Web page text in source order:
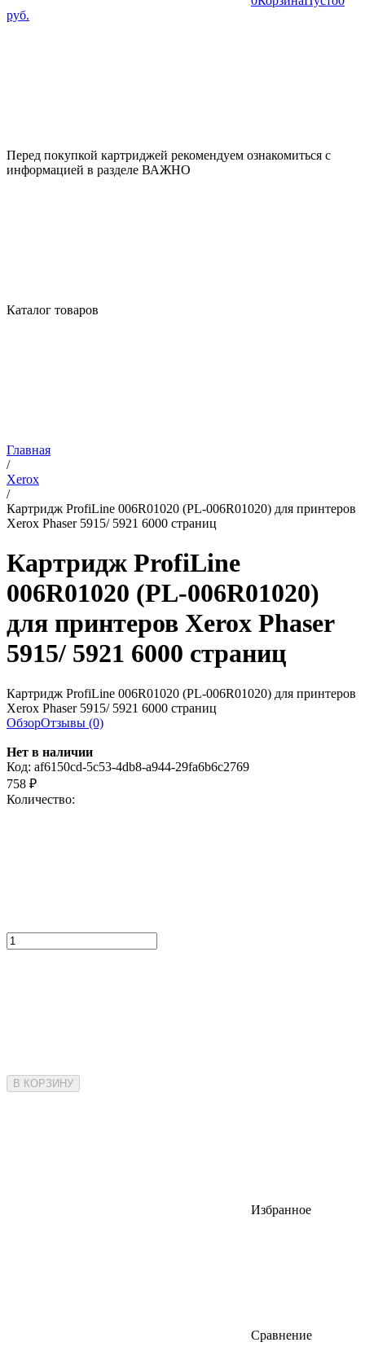
руб.
Перед покупкой картриджей рекомендуем ознакомиться с
информацией в разделе ВАЖНО
Каталог товаров
Главная
/
Xerox
/
Картридж ProfiLine 006R01020 (PL-006R01020) для принтеров
Xerox Phaser 5915/ 5921 6000 страниц
Картридж ProfiLine
006R01020 (PL-006R01020)
для принтеров Xerox Phaser
5915/ 5921 6000 страниц
Картридж ProfiLine 006R01020 (PL-006R01020) для принтеров
Xerox Phaser 5915/ 5921 6000 страниц
ОбзорОтзывы (0)
Нет в наличии
Код: af6150cd-5c53-4db8-a944-29fa6b6c2769
758 ₽
Количество:
В КОРЗИНУ
Избранное
Сравнение